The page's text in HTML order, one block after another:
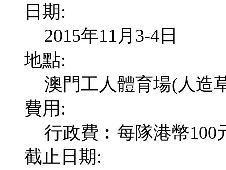
日期:
2015年11月3-4日
地點:
澳門工人體育場(人造
費用:
行政費︰每隊港幣100
截止日期: